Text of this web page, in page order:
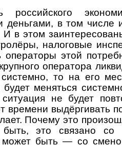
российского
деньгами, в том
в этом
налоговые
операторы этой
оператора
то на его
меняться
не будет
времени выдёргивать
Почему это
это связано со
может быть — со